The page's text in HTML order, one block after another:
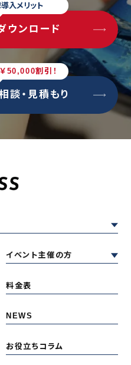
ウンロード
導入メリット
談・見積もり
￥50,000割引！
イベント主催の方
料金表
NEWS
お役立ちコラム